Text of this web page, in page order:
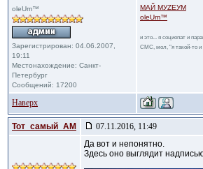
oleUm™
Зарегистрирован: 04.06.2007,
19:11
Местонахождение: Санкт-
Петербург
Сообщений: 17200
МАЙ МУZЕУМ
oleUm™
и это... я социопат и
СМС, мол, "я такой-то и
Наверх
Тот_самый_АМ 07.11.2016, 11:49
Да вот и непонятно.
Здесь оно выглядит